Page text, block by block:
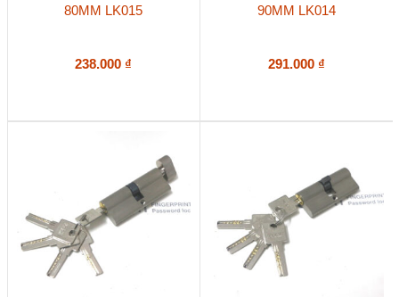
80MM LK015
238.000 ₫
90MM LK014
291.000 ₫